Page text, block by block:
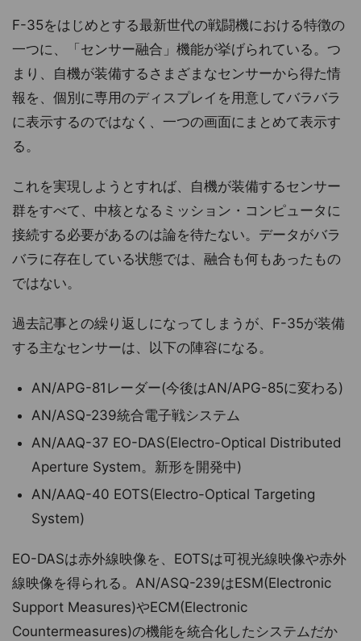
F-35をはじめとする最新世代の戦闘機における特徴の
一つに、「センサー融合」機能が挙げられている。つ
まり、自機が装備するさまざまなセンサーから得た情
報を、個別に専用のディスプレイを用意してバラバラ
に表示するのではなく、一つの画面にまとめて表示す
る。
これを実現しようとすれば、自機が装備するセンサー
群をすべて、中核となるミッション・コンピュータに
接続する必要があるのは論を待たない。データがバラ
バラに存在している状態では、融合も何もあったもの
ではない。
過去記事との繰り返しになってしまうが、F-35が装備
する主なセンサーは、以下の陣容になる。
AN/APG-81レーダー(今後はAN/APG-85に変わる)
AN/ASQ-239統合電子戦システム
AN/AAQ-37 EO-DAS(Electro-Optical Distributed
Aperture System。新形を開発中)
AN/AAQ-40 EOTS(Electro-Optical Targeting
System)
EO-DASは赤外線映像を、EOTSは可視光線映像や赤外
線映像を得られる。AN/ASQ-239はESM(Electronic
Support Measures)やECM(Electronic
Countermeasures)の機能を統合化したシステムだか